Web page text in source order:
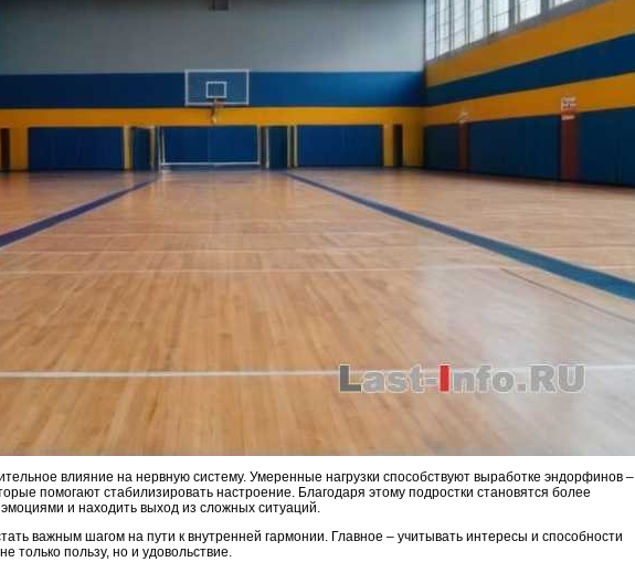
влияние на нервную систему. Умеренные нагрузки способствуют выработке эндорфинов –
помогают стабилизировать настроение. Благодаря этому подростки становятся более
эмоциями и находить выход из сложных ситуаций.
важным шагом на пути к внутренней гармонии. Главное – учитывать интересы и способности
только пользу, но и удовольствие.